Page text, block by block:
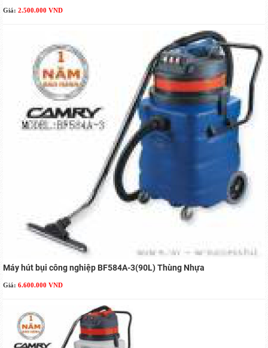
Giá: 2.500.000 VND
Máy hút bụi công nghiệp BF584A-3(90L) Thùng Nhựa
Giá: 6.600.000 VND